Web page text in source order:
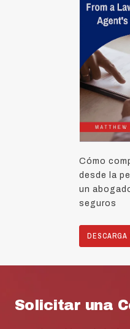
Cómo
desde la
un
seguros
Solicitar una